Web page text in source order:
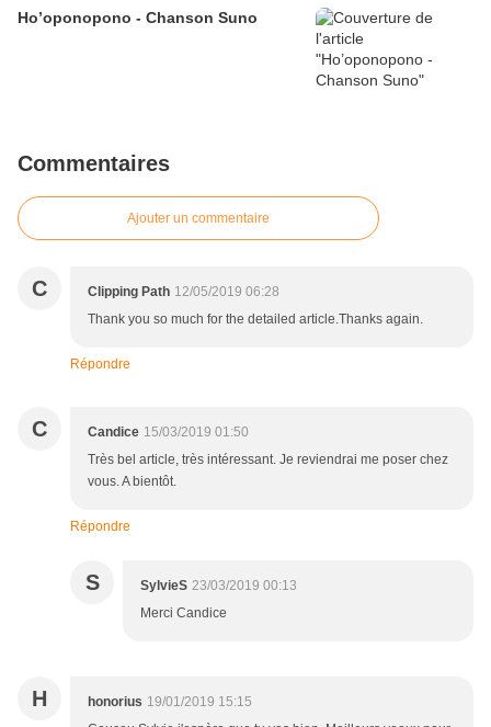
Ho’oponopono - Chanson Suno
Commentaires
Ajouter un commentaire
C Clipping Path 12/05/2019 06:28
Thank you so much for the detailed article.Thanks again.
Répondre
C Candice 15/03/2019 01:50
Très bel article, très intéressant. Je reviendrai me poser chez
vous. A bientôt.
Répondre
S SylvieS 23/03/2019 00:13
Merci Candice
H honorius 19/01/2019 15:15